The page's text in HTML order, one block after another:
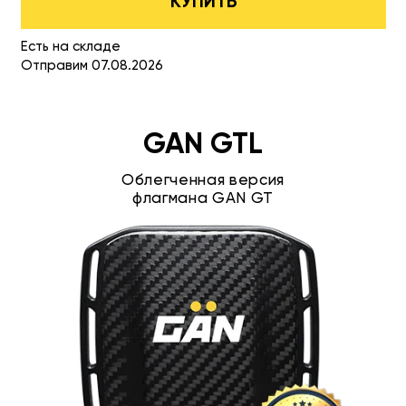
Есть на складе
Отправим 07.08.2026
GAN GTL
Облегченная версия
флагмана GAN GT